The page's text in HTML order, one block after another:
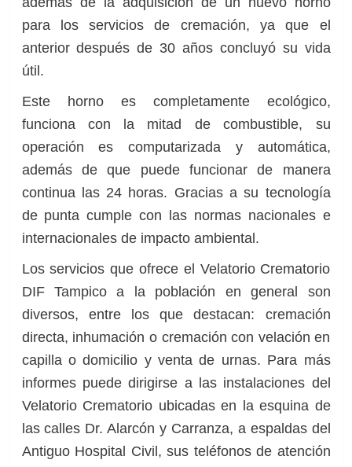
para los servicios de cremación, ya que el
anterior después de 30 años concluyó su vida
útil.
Este horno es completamente ecológico,
funciona con la mitad de combustible, su
operación es computarizada y automática,
además de que puede funcionar de manera
continua las 24 horas. Gracias a su tecnología
de punta cumple con las normas nacionales e
internacionales de impacto ambiental.
Los servicios que ofrece el Velatorio Crematorio
DIF Tampico a la población en general son
diversos, entre los que destacan: cremación
directa, inhumación o cremación con velación en
capilla o domicilio y venta de urnas. Para más
informes puede dirigirse a las instalaciones del
Velatorio Crematorio ubicadas en la esquina de
las calles Dr. Alarcón y Carranza, a espaldas del
Antiguo Hospital Civil, sus teléfonos de atención